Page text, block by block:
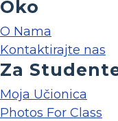
Oko
O Nama
Kontaktirajte nas
Za
Moja Učionica
Photos For Class